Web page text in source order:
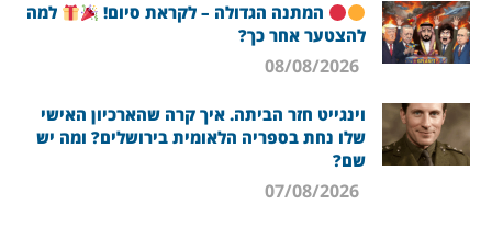
המתנה הגדולה – לקראת סיום!
למה
להצטער אחר כך?
וינגייט חזר הביתה. איך קרה שהארכיון האישי
שלו נחת בספריה הלאומית בירושלים? ומה יש
שם?